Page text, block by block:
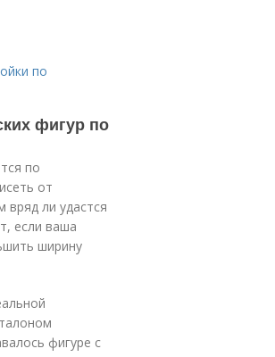
по
фигур по
по
от
вряд ли удастся
если ваша
ширину
фигуре с